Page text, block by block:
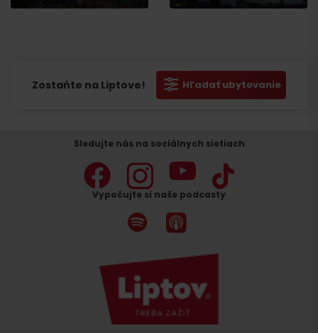
Zostaňte na Liptove! Hľadať ubytovanie
Sledujte nás na sociálnych sietiach
Vypočujte si naše podcasty